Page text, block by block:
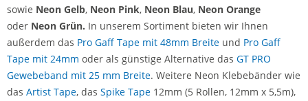
sowie Neon Gelb, Neon Pink, Neon Blau, Neon Orange
oder Neon Grün. In unserem Sortiment bieten wir Ihnen
außerdem das Pro Gaff Tape mit 48mm Breite und Pro Gaff
Tape mit 24mm oder als günstige Alternative das GT PRO
Gewebeband mit 25 mm Breite. Weitere Neon Klebebänder wie
das Artist Tape, das Spike Tape 12mm (5 Rollen, 12mm x 5,5m),